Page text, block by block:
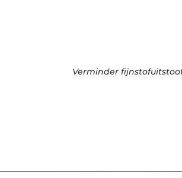
Verminder